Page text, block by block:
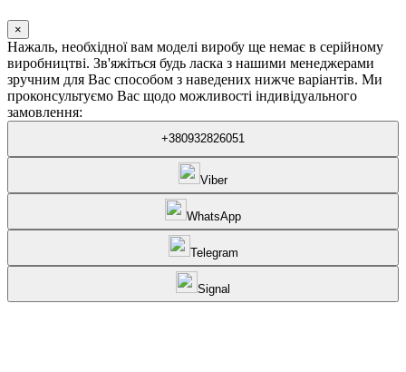
×
Нажаль, необхідної вам моделі виробу ще немає в серійному
виробництві. Зв'яжіться будь ласка з нашими менеджерами
зручним для Вас способом з наведених нижче варіантів. Ми
проконсультуємо Вас щодо можливості індивідуального
замовлення:
+380932826051
Viber
WhatsApp
Telegram
Signal